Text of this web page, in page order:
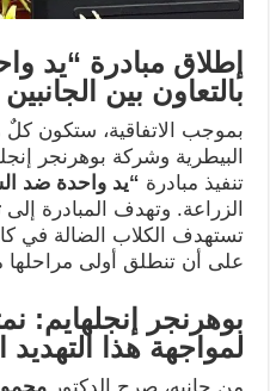
إطلاق مبادرة “يد
بالتعاون بين الجانبين
بموجب الاتفاقية، ستكون كلٌ
البيطرية وشركة بوهرنجر
تنفيذ مبادرة “يد واحدة ضد
الزراعة. وتهدف المبادرة إلى
تستهدف الكلاب الضالة في
على أن تنطلق أولى مراحلها
بوهرنجر إنجلهايم:
لمواجهة هذا التهديد
من جانبه، صرح الدكتور